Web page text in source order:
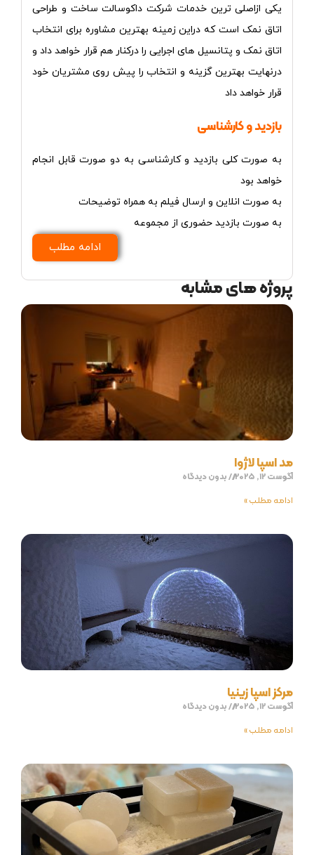
یکی ازاصلی ترین خدمات شرکت داکوسالت ساخت و طراحی
اتاق نمک است که دراین زمینه بهترین مشاوره برای انتخاب
اتاق نمک و پتانسیل های اجرایی را درکنار هم قرار خواهدداد و
درنهایت بهترین گزینه و انتخاب را پیش روی مشتریان خود
قرار خواهد داد
بازدید و کارشناسی
به صورت کلی بازدید و کارشناسی به دو صورت قابل انجام
خواهد بود
به صورت انلاین و ارسال فیلم به همراه توضیحات
به صورت بازدید حضوری از مجموعه
ادامه مطلب
پروژه های مشابه
مد اسپا لاژوا
آگوست 12, 2025
بدون دیدگاه
ادامه مطلب »
مرکز اسپا زینیا
آگوست 12, 2025
بدون دیدگاه
ادامه مطلب »